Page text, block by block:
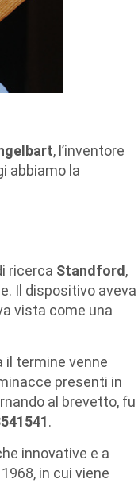
, l’inventore
abbiamo la
ricerca Standford ,
Il dispositivo aveva
vista come una
il termine venne
presenti in
al brevetto, fu
.
innovative e a
in cui viene